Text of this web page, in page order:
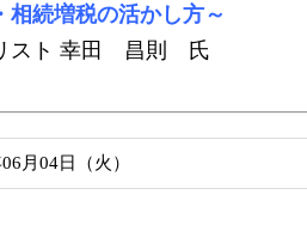
相続増税の活かし方～
スト 幸田 昌則 氏
月04日（火）